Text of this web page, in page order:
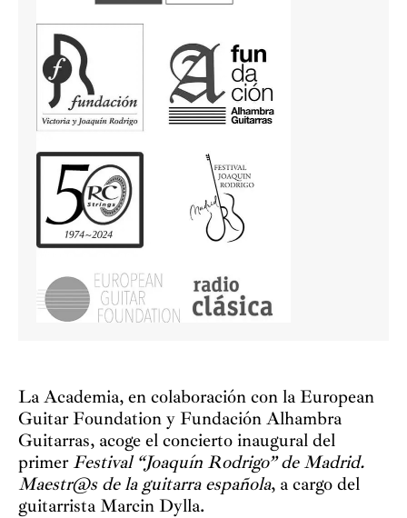
La Academia, en colaboración con la European
Guitar Foundation y Fundación Alhambra
Guitarras, acoge el concierto inaugural del
primer Festival “Joaquín Rodrigo” de Madrid.
Maestr@s de la guitarra española, a cargo del
guitarrista Marcin Dylla.